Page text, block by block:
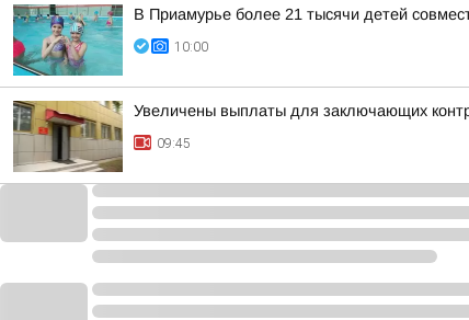
В Приамурье более 21 тысячи детей
10:00
Увеличены выплаты для заключающих
09:45